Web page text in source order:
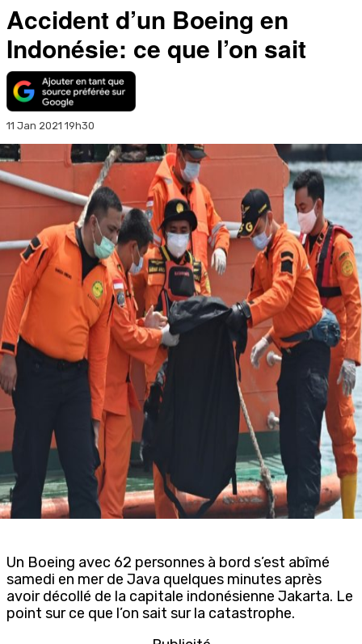
Accident d’un Boeing en
Indonésie: ce que l’on sait
11 Jan 2021 19h30
Un Boeing avec 62 personnes à bord s’est abîmé
samedi en mer de Java quelques minutes après
avoir décollé de la capitale indonésienne Jakarta. Le
point sur ce que l’on sait sur la catastrophe.